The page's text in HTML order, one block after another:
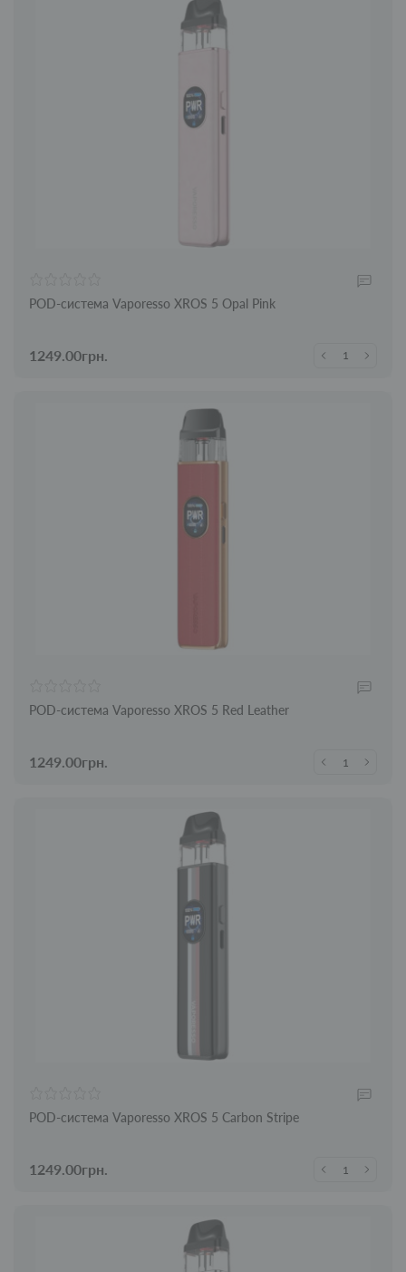
POD-система Vaporesso XROS 5 Opal Pink
1249.00грн.
POD-система Vaporesso XROS 5 Red Leather
1249.00грн.
POD-система Vaporesso XROS 5 Carbon Stripe
1249.00грн.